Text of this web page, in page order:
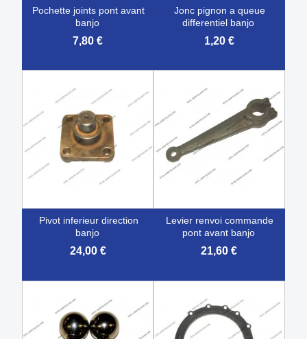
pochette joints pont avant
banjo
7,80 €
jonc pignon a queue
differentiel banjo
1,20 €
pivot inferieur direction
banjo
24,00 €
levier renvoi commande
pont avant banjo
21,60 €